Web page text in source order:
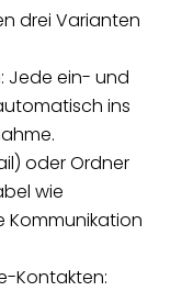
drei Varianten
Jede ein- und
ins
oder Ordner
wie
Kommunikation
Kontakten: